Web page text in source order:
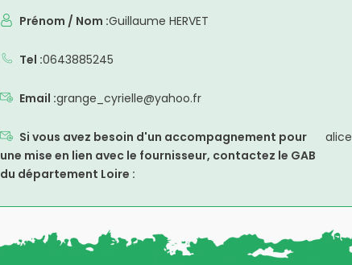
Prénom / Nom :Guillaume HERVET
Tel :0643885245
Email :grange_cyrielle@yahoo.fr
Si vous avez besoin d'un accompagnement pour
une mise en lien avec le fournisseur, contactez le GAB
du département Loire :